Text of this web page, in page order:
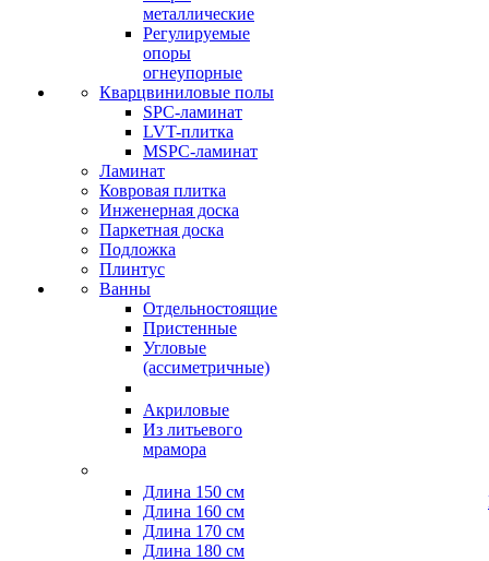
металлические
Регулируемые
опоры
огнеупорные
Кварцвиниловые полы
SPC-ламинат
LVT-плитка
MSPC-ламинат
Ламинат
Ковровая плитка
Инженерная доска
Паркетная доска
Подложка
Плинтус
Ванны
Отдельностоящие
Пристенные
Угловые
(ассиметричные)
Акриловые
Из литьевого
мрамора
Длина 150 см
Длина 160 см
Длина 170 см
Длина 180 см